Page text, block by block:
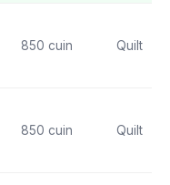
850 cuin Quilt
850 cuin Quilt